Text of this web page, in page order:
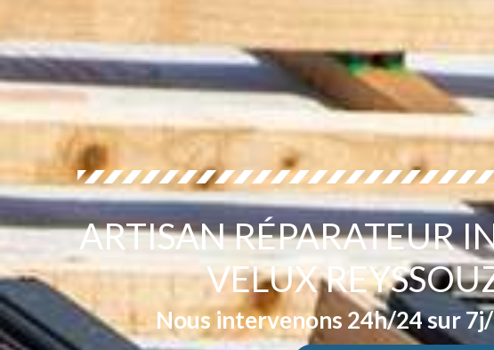
ARTISAN RÉPARATEUR
VELUX
Nous intervenons 24h/24 sur